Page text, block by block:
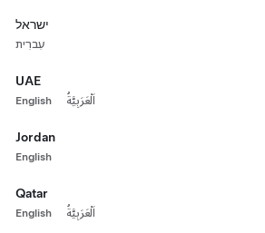
ישראל
עִברִית
UAE
English اَلْعَرَبِيَّةُ
Jordan
English
Qatar
English اَلْعَرَبِيَّةُ